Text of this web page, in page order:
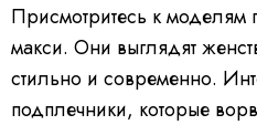
Присмотритесь к
макси. Они выглядят
стильно и современно.
подплечники, которые